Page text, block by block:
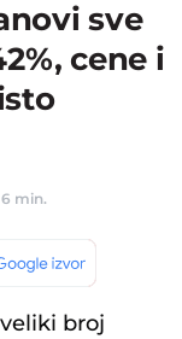
sve
cene i
min.
broj